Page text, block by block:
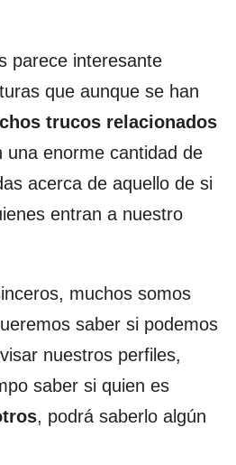
parece interesante
que aunque se han
trucos relacionados
una enorme cantidad de
acerca de aquello de si
entran a nuestro
muchos somos
saber si podemos
nuestros perfiles,
saber si quien es
, podrá saberlo algún